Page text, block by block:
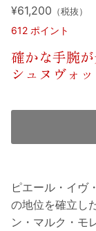
¥61,200 （税抜）
612 ポイント
確かな手腕
シュヌヴォッ
ピエール・イヴ
の地位を確立し
ン・マルク・モ